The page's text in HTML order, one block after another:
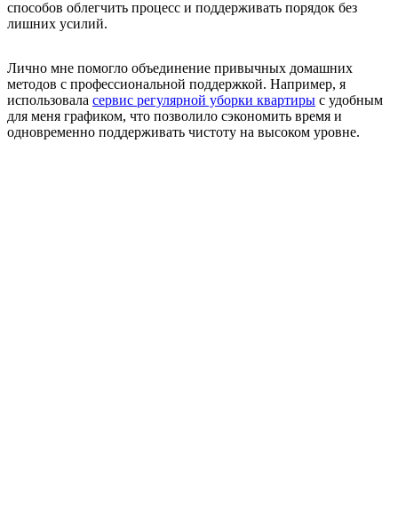
способов облегчить процесс и поддерживать порядок без
лишних усилий.
Лично мне помогло объединение привычных домашних
методов с профессиональной поддержкой. Например, я
использовала сервис регулярной уборки квартиры с удобным
для меня графиком, что позволило сэкономить время и
одновременно поддерживать чистоту на высоком уровне.